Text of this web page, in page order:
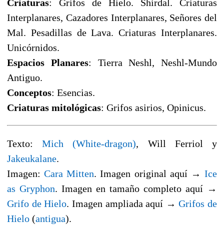
Criaturas: Grifos de Hielo. Shirdal. Criaturas
Interplanares, Cazadores Interplanares, Señores del
Mal. Pesadillas de Lava. Criaturas Interplanares.
Unicórnidos.
Espacios Planares: Tierra Neshl, Neshl-Mundo
Antiguo.
Conceptos: Esencias.
Criaturas mitológicas: Grifos asirios, Opinicus.
Texto:Mich (White-dragon), Will Ferriol y
Jakeukalane.
Imagen:Cara Mitten. Imagen original aquí →Ice
as Gryphon. Imagen en tamaño completo aquí →
Grifo de Hielo. Imagen ampliada aquí →Grifos de
Hielo (antigua).